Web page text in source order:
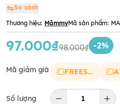
So sánh
Thương hiệu: MămmyMã sản phẩm:
97.000₫98.000₫ -2%
Mã giảm giá FREESHIP
Số lượng